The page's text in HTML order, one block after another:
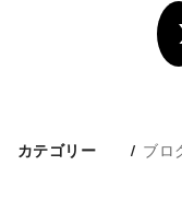
カテゴリー ブロ